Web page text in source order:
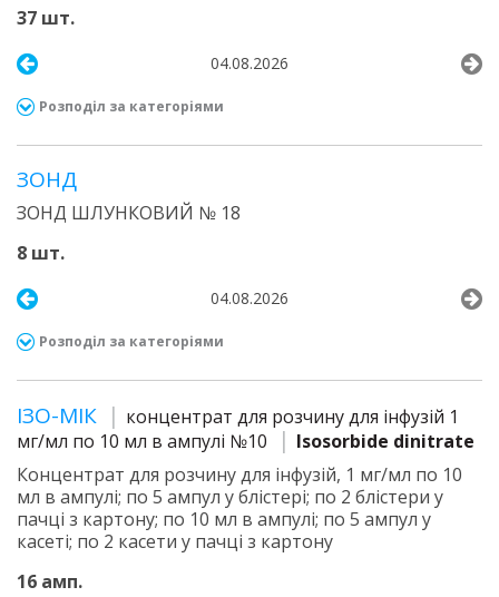
37 шт.
04.08.2026
Розподіл за категоріями
ЗОНД
ЗОНД ШЛУНКОВИЙ № 18
8 шт.
04.08.2026
Розподіл за категоріями
ІЗО-МІК
концентрат для розчину для інфузій 1
мг/мл по 10 мл в ампулі №10
Isosorbide dinitrate
Концентрат для розчину для інфузій, 1 мг/мл по 10
мл в ампулі; по 5 ампул у блістері; по 2 блістери у
пачці з картону; по 10 мл в ампулі; по 5 ампул у
касеті; по 2 касети у пачці з картону
16 амп.